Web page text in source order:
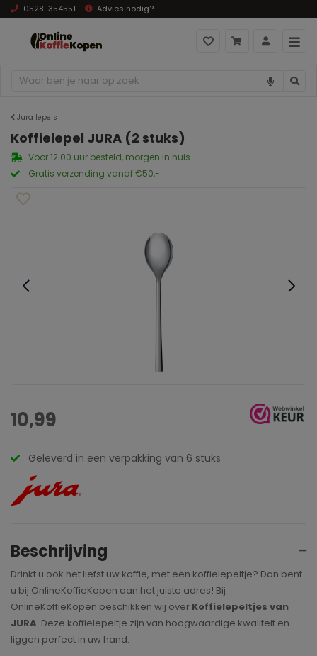
0528-354551 Advies nodig?
Jura lepels
Koffielepel JURA (2 stuks)
Geleverd in een verpakking van 6 stuks
10,99
Voor 12:00 uur besteld, morgen in huis
Gratis verzending vanaf €50,-
Beschrijving
Drinkt u ook het liefst uw koffie, met een koffielepeltje? Dan bent
u bij OnlineKoffieKopen aan het juiste adres! Bij
OnlineKoffieKopen beschikken wij over Koffielepeltjes van
JURA. Deze koffielepeltje zijn van hoogwaardige kwaliteit en
liggen perfect in uw hand.